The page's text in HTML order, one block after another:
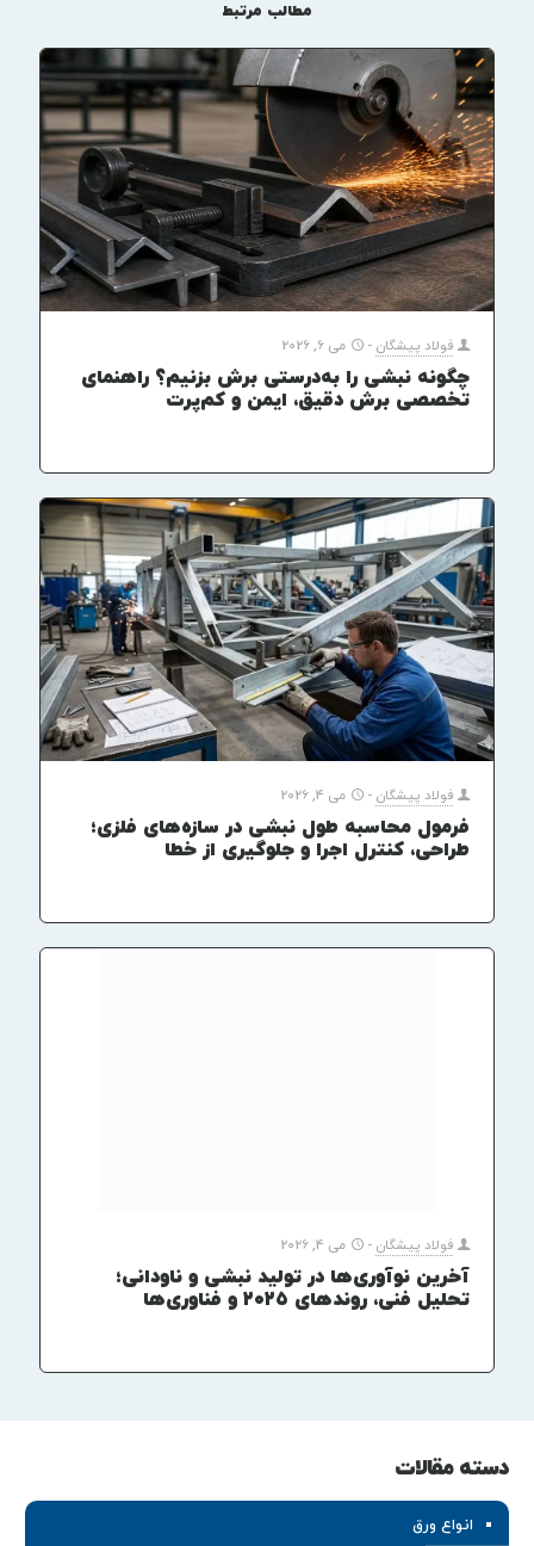
مطالب مرتبط
فولاد پیشگان - می 6, 2026
چگونه نبشی را به‌درستی برش بزنیم؟ راهنمای
تخصصی برش دقیق، ایمن و کم‌پرت
فولاد پیشگان - می 4, 2026
فرمول محاسبه طول نبشی در سازه‌های فلزی؛
طراحی، کنترل اجرا و جلوگیری از خطا
فولاد پیشگان - می 4, 2026
آخرین نوآوری‌ها در تولید نبشی و ناودانی؛
تحلیل فنی، روندهای ۲۰۲۵ و فناوری‌ها
دسته مقالات
انواع ورق